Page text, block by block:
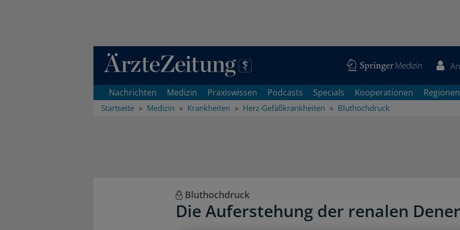
Direkt zum Inhaltsbereich
Nachrichten Medizin Praxiswissen Podcasts Specials Kooperationen Regionen
Startseite Medizin Krankheiten Herz-Gefäßkrankheiten Bluthochdruck
Bluthochdruck
Die Auferstehung der renalen